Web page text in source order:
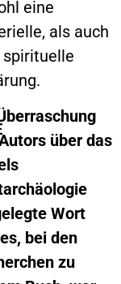
eine
als auch
spirituelle
über das
Wort
bei den
zu